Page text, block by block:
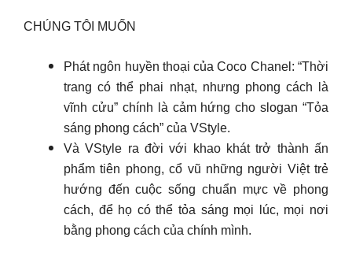
CHÚNG TÔI MUỐN
Phát ngôn huyền thoại của Coco Chanel: “Thời
trang có thể phai nhạt, nhưng phong cách là
vĩnh cửu” chính là cảm hứng cho slogan “Tỏa
sáng phong cách” của VStyle.
Và VStyle ra đời với khao khát trở thành ấn
phẩm tiên phong, cổ vũ những người Việt trẻ
hướng đến cuộc sống chuẩn mực về phong
cách, để họ có thể tỏa sáng mọi lúc, mọi nơi
bằng phong cách của chính mình.